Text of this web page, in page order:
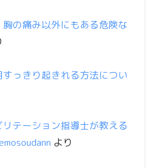
の痛み以外にもある危険な
っきり起きれる方法につい
テーション指導士が教える
より